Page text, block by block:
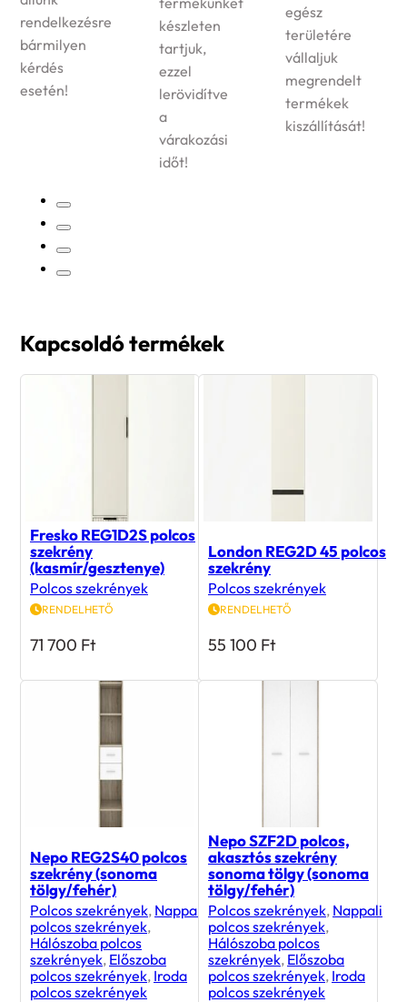
készleten
tartjuk,
lerövidítve
várakozási
területére
vállaljuk
megrendelt
termékek
kiszállítását!
Kapcsoldó termékek
Fresko REG1D2S polcos
szekrény
(kasmír/gesztenye)
Polcos szekrények
RENDELHETŐ
71 700 Ft
London REG2D 45 polcos
szekrény
Polcos szekrények
RENDELHETŐ
55 100 Ft
Nepo REG2S40 polcos
szekrény (sonoma
tölgy/fehér)
Polcos szekrények, Nappali
polcos szekrények,
Hálószoba polcos
szekrények, Előszoba
polcos szekrények, Iroda
polcos szekrények
Nepo SZF2D polcos,
akasztós szekrény
sonoma tölgy (sonoma
tölgy/fehér)
Polcos szekrények, Nappali
polcos szekrények,
Hálószoba polcos
szekrények, Előszoba
polcos szekrények, Iroda
polcos szekrények